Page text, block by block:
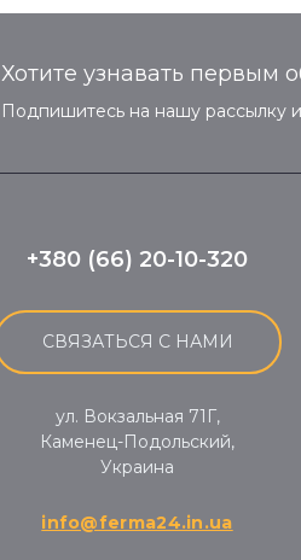
Хотите узнавать первым
Подпишитесь на нашу рассылку
+380 (66) 20-10-320
СВЯЗАТЬСЯ С НАМИ
ул. Вокзальная 71Г,
Каменец-Подольский,
Украина
info@ferma24.in.ua